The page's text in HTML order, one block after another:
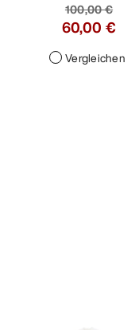
100,00 €
60,00 €
Vergleichen